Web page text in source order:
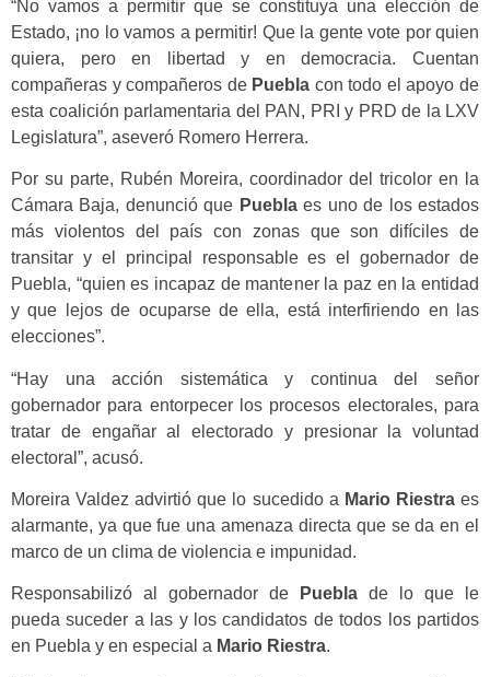
“No vamos a permitir que se constituya una elección de
Estado, ¡no lo vamos a permitir! Que la gente vote por quien
quiera, pero en libertad y en democracia. Cuentan
compañeras y compañeros de Puebla con todo el apoyo de
esta coalición parlamentaria del PAN, PRI y PRD de la LXV
Legislatura”, aseveró Romero Herrera.
Por su parte, Rubén Moreira, coordinador del tricolor en la
Cámara Baja, denunció que Pueblaes uno de los estados
más violentos del país con zonas que son difíciles de
transitar y el principal responsable es el gobernador de
Puebla, “quien es incapaz de mantener la paz en la entidad
y que lejos de ocuparse de ella, está interfiriendo en las
elecciones”.
“Hay una acción sistemática y continua del señor
gobernador para entorpecer los procesos electorales, para
tratar de engañar al electorado y presionar la voluntad
electoral”, acusó.
Moreira Valdez advirtió que lo sucedido a Mario Riestraes
alarmante, ya que fue una amenaza directa que se da en el
marco de un clima de violencia e impunidad.
Responsabilizó al gobernador de Puebla de lo que le
pueda suceder a las y los candidatos de todos los partidos
en Puebla y en especial a Mario Riestra.